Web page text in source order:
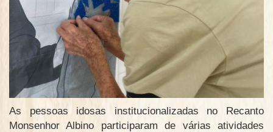
As pessoas idosas institucionalizadas no Recanto
Monsenhor Albino participaram de várias atividades